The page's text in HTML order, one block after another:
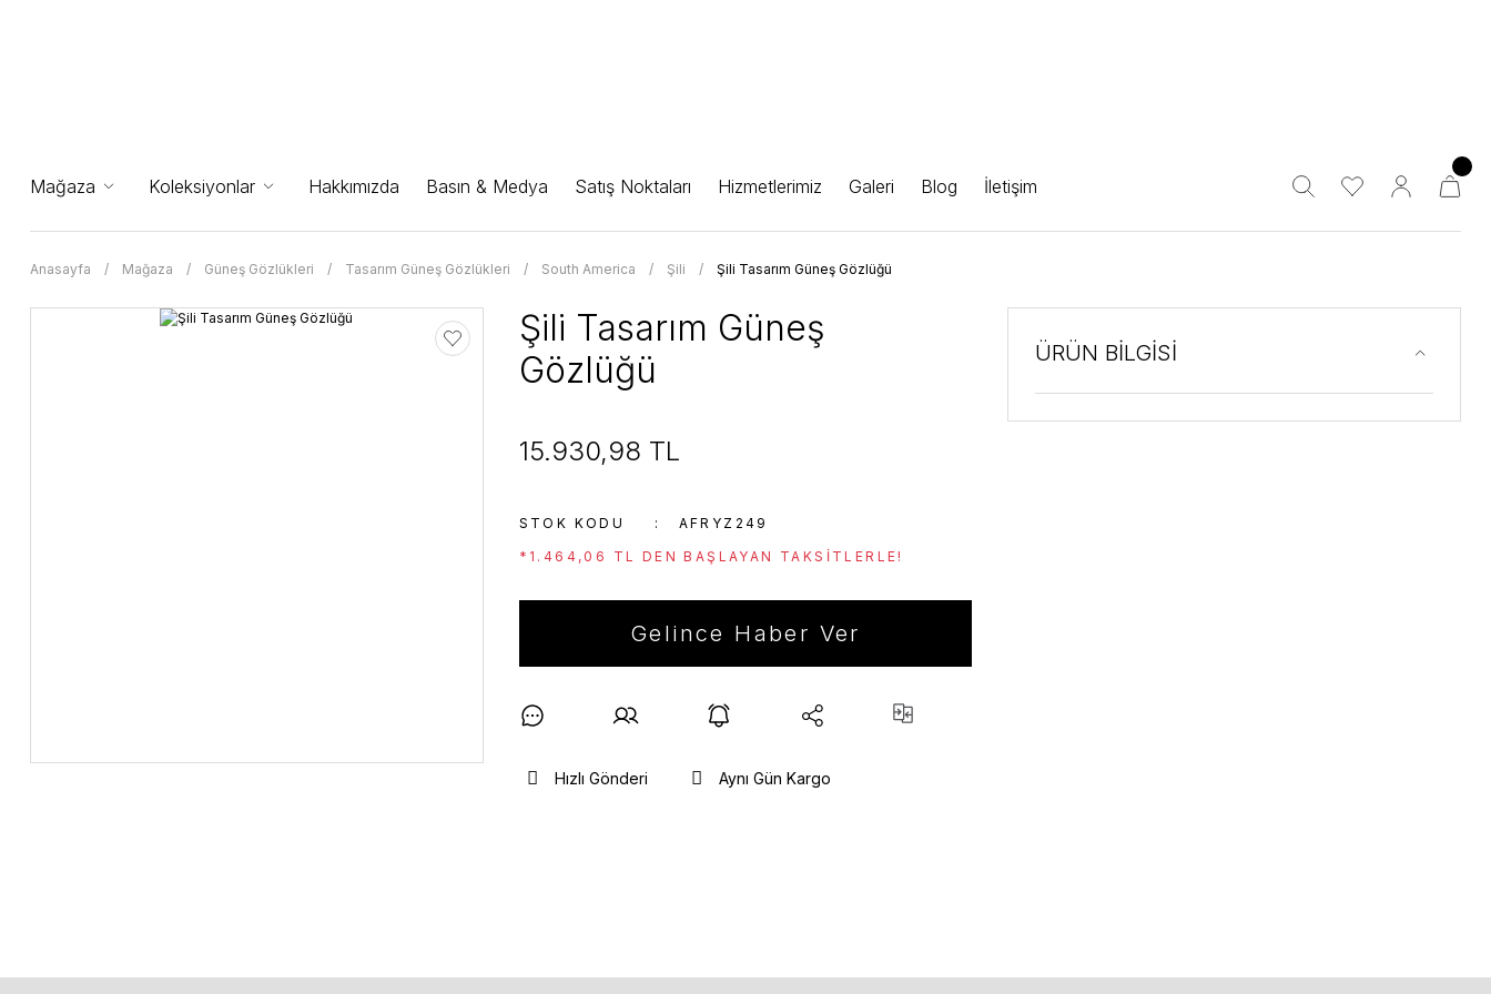
Mağaza Koleksiyonlar Hakkımızda Basın & Medya Satış Noktaları Hizmetlerimiz Galeri Blog İletişim
Anasayfa Mağaza Güneş Gözlükleri Tasarım Güneş Gözlükleri South America Şili Şili Tasarım Güneş Gözlüğü
Şili Tasarım Güneş
Gözlüğü
15.930,98 TL
STOK KODU
AFRYZ249
*1.464,06 TL DEN BAŞLAYAN TAKSITLERLE!
Gelince Haber Ver
Hızlı Gönderi Aynı Gün Kargo
ÜRÜN BİLGİSİ